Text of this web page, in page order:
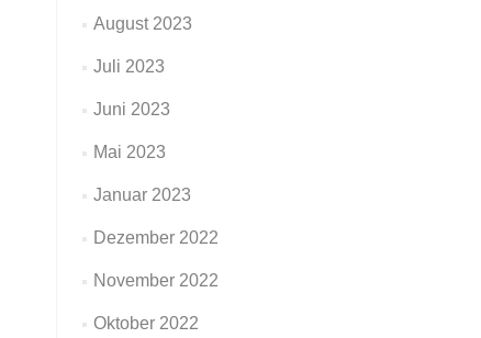
August 2023
Juli 2023
Juni 2023
Mai 2023
Januar 2023
Dezember 2022
November 2022
Oktober 2022